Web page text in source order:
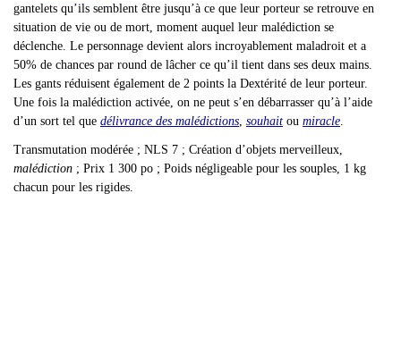
gantelets qu’ils semblent être jusqu’à ce que leur porteur se retrouve en
situation de vie ou de mort, moment auquel leur malédiction se
déclenche. Le personnage devient alors incroyablement maladroit et a
50% de chances par round de lâcher ce qu’il tient dans ses deux mains.
Les gants réduisent également de 2 points la Dextérité de leur porteur.
Une fois la malédiction activée, on ne peut s’en débarrasser qu’à l’aide
d’un sort tel que délivrance des malédictions souhait ou miracle
Transmutation modérée ; NLS 7 ; Création d’objets merveilleux,
malédiction ; Prix 1 300 po ; Poids négligeable pour les souples, 1 kg
chacun pour les rigides.